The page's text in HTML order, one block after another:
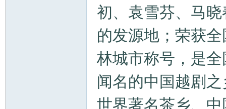
初、袁雪芬、马
的发源地；荣获
林城市称号，是
闻名的中国越剧
世界著名茶乡、